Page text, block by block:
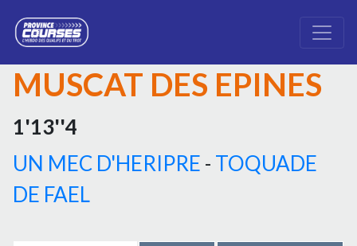
MUSCAT DES EPINES
1'13''4
UN MEC D'HERIPRE - TOQUADE
DE FAEL